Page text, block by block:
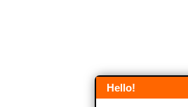
Hello!